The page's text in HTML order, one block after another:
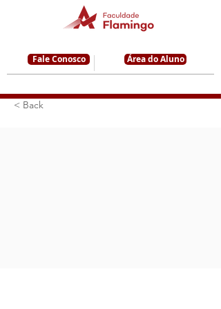
Fale Conosco Área do Aluno
< Back